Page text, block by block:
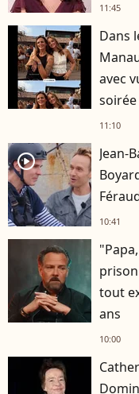
11:45
Dans
avec
11:10
player2
Jean-
10:41
tout
ans
10:00